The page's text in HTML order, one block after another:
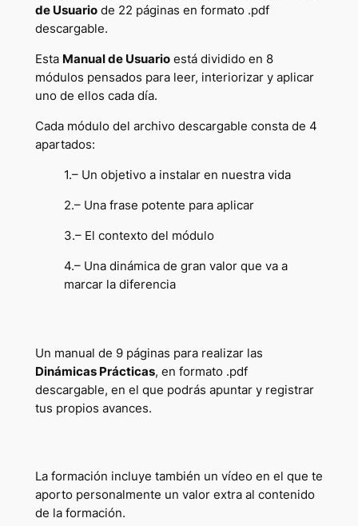
de Usuariode 22 páginas en formato .pdf
descargable.
Esta Manual de Usuarioestá dividido en 8
módulos pensados para leer, interiorizar y aplicar
uno de ellos cada día.
Cada módulo del archivo descargable consta de 4
apartados:
1.– Un objetivo a instalar en nuestra vida
2.– Una frase potente para aplicar
3.– El contexto del módulo
4.– Una dinámica de gran valor que va a
marcar la diferencia
Un manual de 9 páginas para realizar las
Dinámicas Prácticas, en formato .pdf
descargable, en el que podrás apuntar y registrar
tus propios avances.
La formación incluye también un vídeo en el que te
aporto personalmente un valor extra al contenido
de la formación.